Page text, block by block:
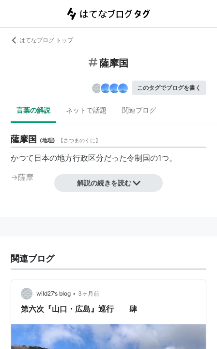
はてなブログ トップ
薩摩国
このタグでブログを書く
言葉の解説 ネットで話題 関連ブログ
薩摩国 (地理) 【さつまのくに】
かつて日本の地方行政区分だった令制国の1つ。
→薩摩
解説の続きを読む
関連ブログ
wild27’s blog • 3ヶ月前
第六次『山口・広島』巡行 肆